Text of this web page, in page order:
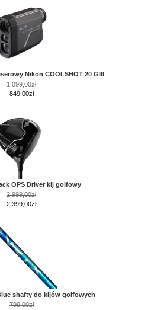
Nikon COOLSHOT 20 GIII
1 099,00zł
849,00zł
OPS Driver kij golfowy
2 999,00zł
2 399,00zł
shafty do kijów golfowych
799,00zł